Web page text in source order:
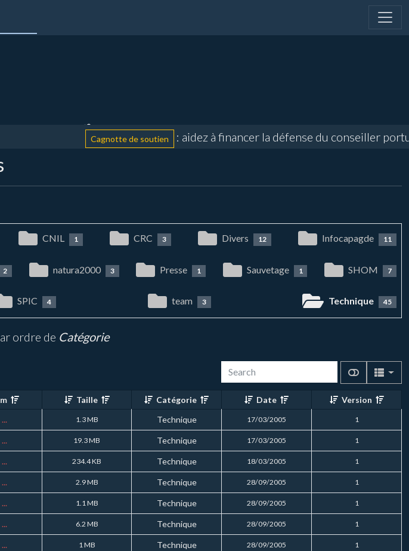
Cagnotte de soutien : aidez à financer la défense du conseiller
CNIL 1 CRC 3 Divers 12 Infocapagde 11
2 natura2000 3 Presse 1 Sauvetage 1 SHOM 7
SPIC 4 team 3 Technique 45
ordre de Catégorie
Taille Catégorie Date
Version
... 1.3 MB Technique 17/03/2005 1
... 19.3 MB Technique 17/03/2005 1
... 234.4 KB Technique 18/03/2005 1
... 2.9 MB Technique 28/09/2005 1
... 1.1 MB Technique 28/09/2005 1
... 6.2 MB Technique 28/09/2005 1
... 1 MB Technique 28/09/2005 1